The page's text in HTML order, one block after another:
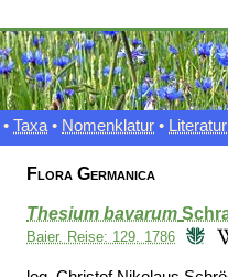
• Taxa • Nomenklatur • Literatur
Flora Germanica
Thesium bavarum
Baier. Reise: 129. 1786